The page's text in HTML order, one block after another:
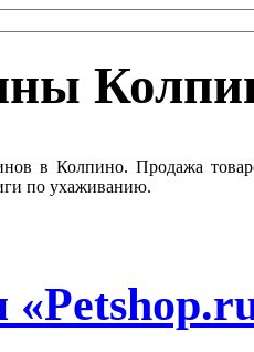
в Колпино. Продажа
по ухаживанию.